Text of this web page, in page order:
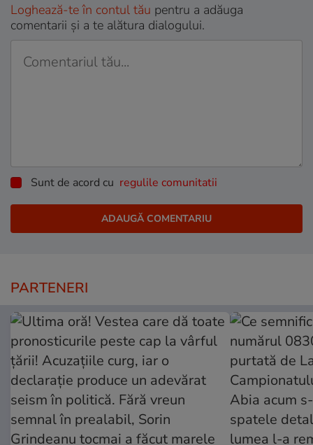
Loghează-te în contul tău pentru a adăuga
comentarii și a te alătura dialogului.
Sunt de acord cu regulile comunitatii
PARTENERI